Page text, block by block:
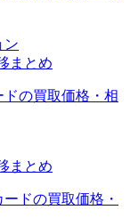
ン
まとめ
まとめ